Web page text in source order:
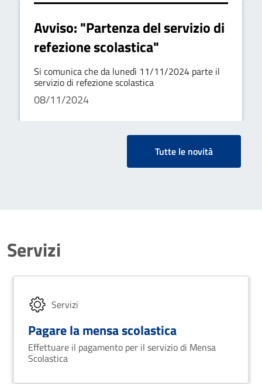
Avviso: "Partenza del servizio di
refezione scolastica"
Si comunica che da lunedì 11/11/2024 parte il
servizio di refezione scolastica
08/11/2024
Tutte le novità
Servizi
Servizi
Pagare la mensa scolastica
Effettuare il pagamento per il servizio di Mensa
Scolastica